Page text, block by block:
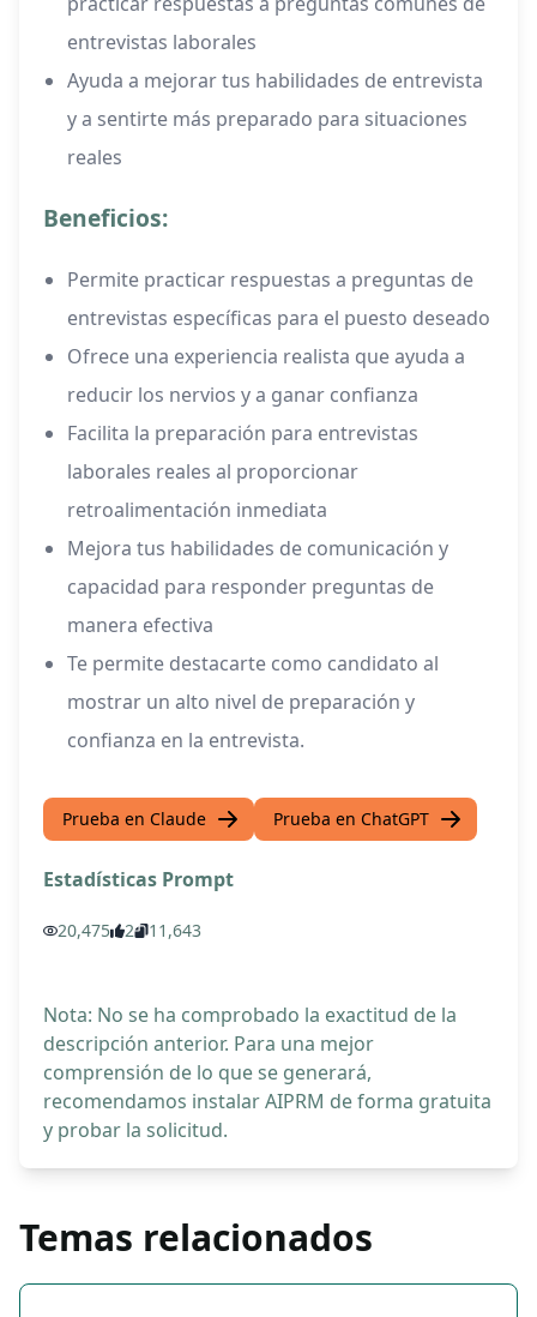
entrevistas laborales
Ayuda a mejorar tus habilidades de entrevista
y a sentirte más preparado para situaciones
reales
Beneficios:
Permite practicar respuestas a preguntas de
entrevistas específicas para el puesto deseado
Ofrece una experiencia realista que ayuda a
reducir los nervios y a ganar confianza
Facilita la preparación para entrevistas
laborales reales al proporcionar
retroalimentación inmediata
Mejora tus habilidades de comunicación y
capacidad para responder preguntas de
manera efectiva
Te permite destacarte como candidato al
mostrar un alto nivel de preparación y
confianza en la entrevista.
Prueba en Claude Prueba en ChatGPT
Estadísticas Prompt
20,475 2 11,643
Nota: No se ha comprobado la exactitud de la
descripción anterior. Para una mejor
comprensión de lo que se generará,
recomendamos instalar AIPRM de forma gratuita
y probar la solicitud.
Temas relacionados